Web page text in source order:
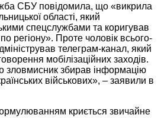
СБУ повідомила, що «викрила
області, який
спецслужбами та коригував
регіону». Проте чоловік всього-
телеграм-канал, який
мобілізаційних заходів.
зловмисник збирав інформацію
військових», – заявили в
криється звичайне